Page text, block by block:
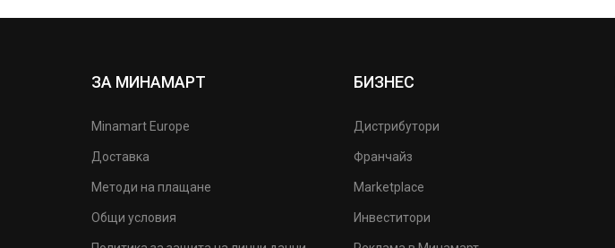
ЗА МИНАМАРТ
Minamart Europe
Доставка
Методи на плащане
Общи условия
БИЗНЕС
Дистрибутори
Франчайз
Marketplace
Инвеститори